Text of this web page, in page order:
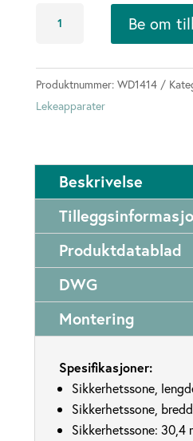
Be om
Produktnummer: WD1414
Lekeapparater
Beskrivelse
Produktdatablad
DWG
Montering
Spesifikasjoner:
Sikkerhetssone,
Sikkerhetssone,
Sikkerhetssone: 30,4